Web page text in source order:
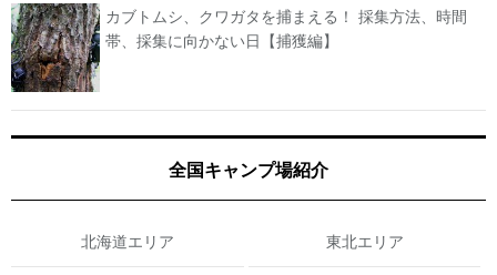
カブトムシ、クワガタを捕まえる！ 採集方法、時間
帯、採集に向かない日【捕獲編】
全国キャンプ場紹介
北海道エリア 東北エリア